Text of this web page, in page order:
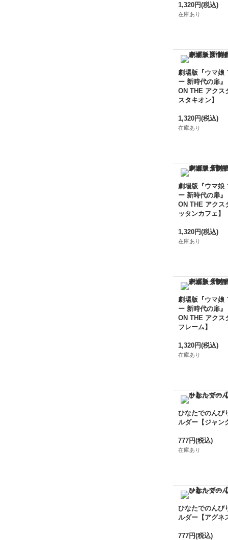
1,320円(税込)
在庫あり
劇場版『ウマ娘
ー 新時代の扉』
ON THE アクス
スタキオン】
1,320円(税込)
在庫あり
劇場版『ウマ娘
ー 新時代の扉』
ON THE アクス
ッタンカフェ】
1,320円(税込)
在庫あり
劇場版『ウマ娘
ー 新時代の扉』
ON THE アクス
フレーム】
1,320円(税込)
在庫あり
ひなたでのんび
ルダー【ジャン
777円(税込)
在庫あり
ひなたでのんび
ルダー【アグネ
777円(税込)